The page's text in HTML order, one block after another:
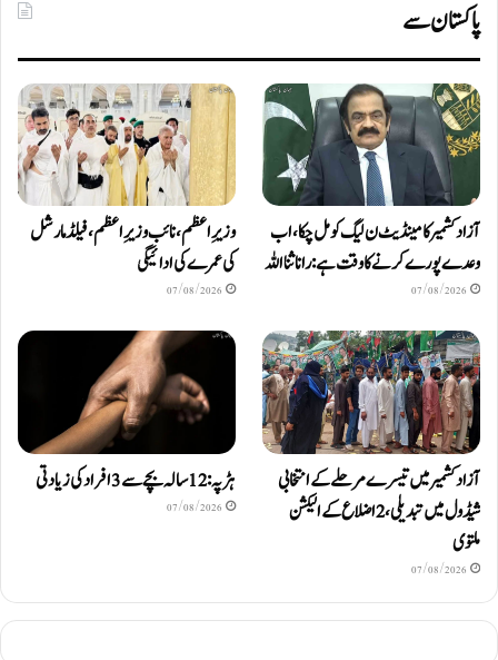
پاکستان سے
آزاد کشمیر کا مینڈیٹ ن لیگ کو مل چکا، اب
وعدے پورے کرنے کا وقت ہے: رانا ثنا اللہ
07/08/2026
وزیرِاعظم، نائب وزیرِ اعظم، فیلڈ مارشل
کی عمرے کی ادائیگی
07/08/2026
آزادکشمیر میں تیسرے مرحلے کے انتخابی
شیڈول میں تبدیلی، 2 اضلاع کے الیکشن
ملتوی
07/08/2026
ہڑپہ: 12 سالہ بچے سے 3 افراد کی زیادتی
07/08/2026